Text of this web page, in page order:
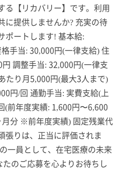
る【リカバリー】です。利用
に提供しませんか? 充実の待
ポートします! 基本給:
手当: 30,000円(一律支給) 住
調整手当: 32,000円(一律支
たり月5,000円(最大3人まで)
円/回 通勤手当: 実費支給(上
(前年度実績: 1,600円〜6,600
月分 ※前年度実績) 固定残業代
張りは、正当に評価されま
一員として、在宅医療の未来
のご応募を心よりお待ちし